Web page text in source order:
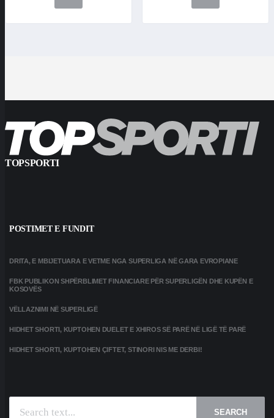
TOPSPORTI
POSTIMET E FUNDIT
DRITA, E MBIJETUARA E VETME NGA SUPERLIGA NË GARA EVROPIANE
FBK PUBLIKON SHPËRBLIMET FINANCIARE PËR SUPERLIGËN DHE KUPËN E
KOSOVËS
VËLLAZNIMI NË SUPERLIGË
HIDHET SHORTI, KUPTOHEN DUELET E XHIROS SË PARË NË LIGË TË PARË
HIDHET SHORTI, KUPTOHEN ÇIFTET, STINORI NIS ME DERBI!
SEARCH